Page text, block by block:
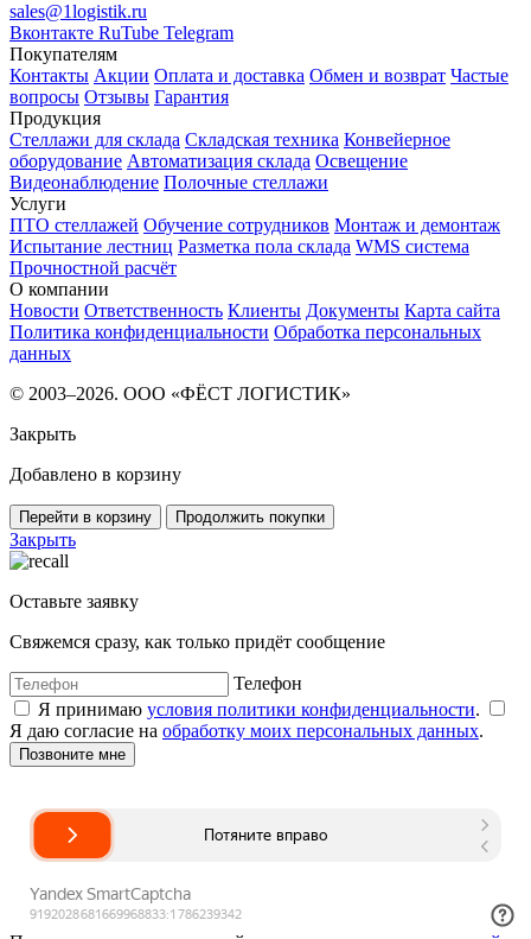
sales@1logistik.ru
Вконтакте RuTube Telegram
Покупателям
Контакты Акции Оплата и доставка Обмен и возврат Частые
вопросы Отзывы Гарантия
Продукция
Стеллажи для склада Складская техника Конвейерное
оборудование Автоматизация склада Освещение
Видеонаблюдение Полочные стеллажи
Услуги
ПТО стеллажей Обучение сотрудников Монтаж и демонтаж
Испытание лестниц Разметка пола склада WMS система
Прочностной расчёт
О компании
Новости Ответственность Клиенты Документы Карта сайта
Политика конфиденциальности Обработка персональных
данных
© 2003–2026. ООО «ФЁСТ ЛОГИСТИК»
Закрыть
Добавлено в корзину
Перейти в корзину Продолжить покупки
Закрыть
Оставьте заявку
Свяжемся сразу, как только придёт сообщение
Телефон
Я принимаю условия политики конфиденциальности.
Я даю согласие на обработку моих персональных данных.